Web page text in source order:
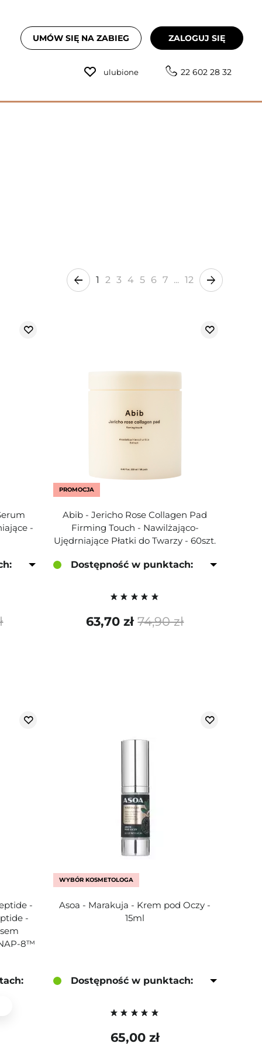
UMÓW SIĘ NA ZABIEG ZALOGUJ SIĘ
ulubione 22 602 28 32
1 2 3 4 5 6 7 ... 12
-
PROMOCJA
Abib - Jericho Rose Collagen Pad
Firming Touch - Nawilżająco-
Ujędrniające Płatki do Twarzy - 60szt.
Dostępność w punktach:
74,90 zł
63,70 zł
-
-
8™
WYBÓR KOSMETOLOGA
Asoa - Marakuja - Krem pod Oczy -
15ml
Dostępność w punktach:
65,00 zł